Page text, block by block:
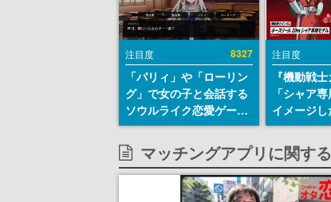
注目度 8327
「パリィ」や「ローリン
グ」で女の子と会話する
ソウルライク恋愛ゲーム
『小早川さんはソウルラ
イク』無料公開。返事に
失敗すると「YOU
DIED」
注目度
『機動戦
「シャア
イメージ
リールが
にはシャ
マークや
エンブレ
どを配置
マッチングアプリに関す